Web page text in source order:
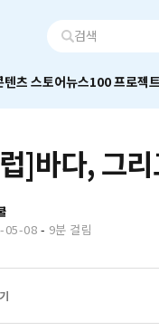
텐츠 스토어뉴스100 프로젝트
]바다, 그
05-08 - 9분 걸림